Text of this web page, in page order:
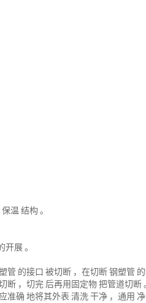
保温 结构 。
开展。
管 的接口 被切断 ，在切断钢塑管
断 ，切完 后再用固定物把管道切断
准确 地将其外表 清洗干净 ，通用